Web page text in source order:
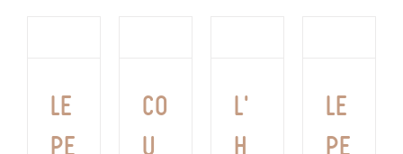
Le
pe
Co
u
avec
L’
h
nom
Le
pe